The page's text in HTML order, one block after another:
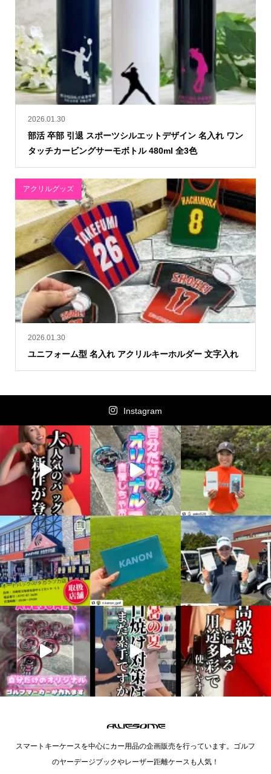
2026.01.30
部活 卒部 引退 スポーツシルエットデザイン 名入れ ワン
タッチカービングサーモボトル 480ml 全3色
2026.01.30
ユニフォーム型 名入れ アクリルキーホルダー 文字入れ
アクリルグッズ
Instagram
スマートキーケースを中心にカー用品の企画販売を行っています。ゴルフ
のヤーデージブックやレーザー距離ケースも人気！